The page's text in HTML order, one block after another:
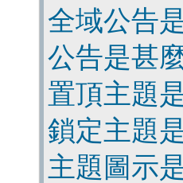
全域公告
公告是甚
置頂主題
鎖定主題
主題圖示